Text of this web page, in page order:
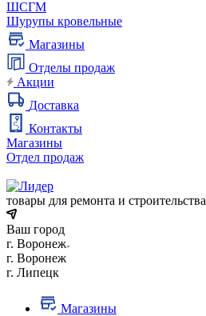
ШСГМ
Шурупы кровельные
Магазины
Отделы продаж
Акции
Доставка
Контакты
Магазины
Отдел продаж
товары для ремонта и строительства
Ваш город
г. Воронеж
г. Воронеж
г. Липецк
Магазины